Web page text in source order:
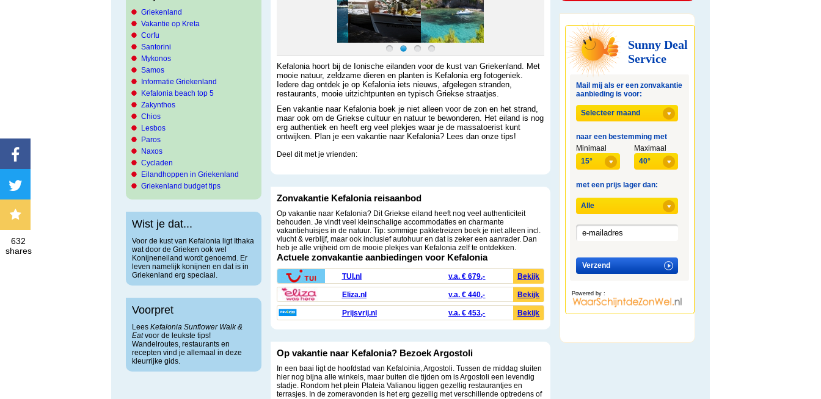
Griekenland
Vakantie op Kreta
Corfu
Santorini
Mykonos
Samos
Informatie Griekenland
Kefalonia beach top 5
Zakynthos
Chios
Lesbos
Paros
Naxos
Cycladen
Eilandhoppen in Griekenland
Griekenland budget tips
Wist je dat...
Voor de kust van Kefalonia ligt Ithaka
wat door de Grieken ook wel
Konijneneiland wordt genoemd. Er
leven namelijk konijnen en dat is in
Griekenland erg speciaal.
Voorpret
Lees Kefalonia Sunflower Walk &
Eatvoor de leukste tips!
Wandelroutes, restaurants en
recepten vind je allemaal in deze
kleurrijke gids.
Kefalonia hoort bij de Ionische eilanden voor de kust van Griekenland. Met
mooie natuur, zeldzame dieren en planten is Kefalonia erg fotogeniek.
Iedere dag ontdek je op Kefalonia iets nieuws, afgelegen stranden,
restaurants, mooie uitzichtpunten en typisch Griekse straatjes.
Een vakantie naar Kefalonia boek je niet alleen voor de zon en het strand,
maar ook om de Griekse cultuur en natuur te bewonderen. Het eiland is nog
erg authentiek en heeft erg veel plekjes waar je de massatoerist kunt
ontwijken. Plan je een vakantie naar Kefalonia? Lees dan onze tips!
Deel dit met je vrienden:
Zonvakantie Kefalonia reisaanbod
Op vakantie naar Kefalonia? Dit Griekse eiland heeft nog veel authenticiteit
behouden. Je vindt veel kleinschalige accommodaties en charmante
vakantiehuisjes in de natuur. Tip: sommige pakketreizen boek je niet alleen incl.
vlucht & verblijf, maar ook inclusief autohuur en dat is zeker een aanrader. Dan
heb je alle vrijheid om de mooie plekjes van Kefalonia zelf te ontdekken.
Actuele zonvakantie aanbiedingen voor Kefalonia
TUI.nl v.a. € 679,- Bekijk
Eliza.nl v.a. € 440,- Bekijk
Prijsvrij.nl v.a. € 453,- Bekijk
Op vakantie naar Kefalonia? Bezoek Argostoli
In een baai ligt de hoofdstad van Kefaloinia, Argostoli. Tussen de middag sluiten
hier nog bijna alle winkels, maar buiten die tijden om is Argostoli een levendig
stadje. Rondom het plein Plateia Valianou liggen gezellig restaurantjes en
terrasjes. In de zomeravonden is het erg gezellig met verschillende optredens of
632
shares